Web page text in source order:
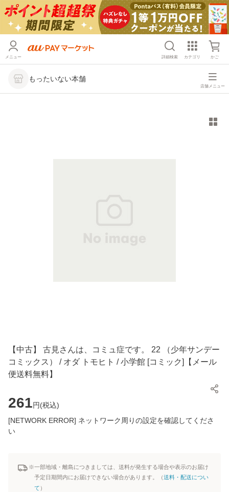
メニュー 詳細検索 カテゴリ かご
もったいない本舗
店舗メニュー
【中古】 古見さんは、コミュ症です。 22 （少年サンデー
コミックス） / オダ トモヒト / 小学館 [コミック]【メール
便送料無料】
261円(税込)
[NETWORK ERROR] ネットワーク周りの設定を確認してくださ
い
※一部地域・離島につきましては、送料が発生する場合や表示のお届け
予定日期間内にお届けできない場合があります。（送料・配送につい
て ）